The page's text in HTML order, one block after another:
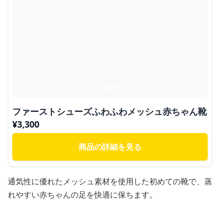
ファーストシューズふわふわメッシュ赤ちゃん靴
¥3,300
商品の詳細を見る
通気性に優れたメッシュ素材を使用した初めての靴で、蒸
れやすい赤ちゃんの足を快適に保ちます。